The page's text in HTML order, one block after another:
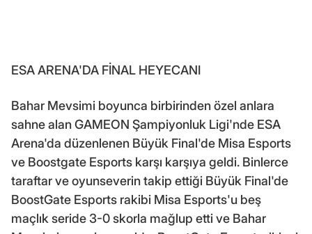
ESA ARENA'DA FİNAL HEYECANI
Bahar Mevsimi boyunca birbirinden özel anlara
sahne alan GAMEON Şampiyonluk Ligi'nde ESA
Arena'da düzenlenen Büyük Final'de Misa Esports
ve Boostgate Esports karşı karşıya geldi. Binlerce
taraftar ve oyunseverin takip ettiği Büyük Final'de
BoostGate Esports rakibi Misa Esports'u beş
maçlık seride 3-0 skorla mağlup etti ve Bahar